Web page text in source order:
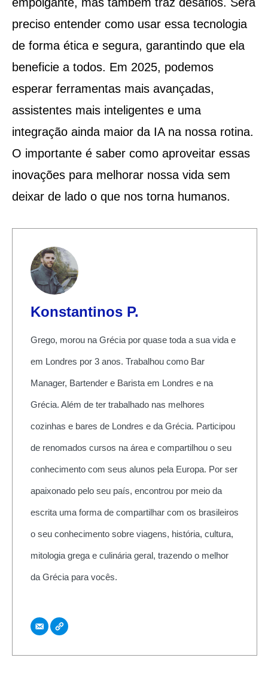
preciso entender como usar essa tecnologia
de forma ética e segura, garantindo que ela
beneficie a todos. Em 2025, podemos
esperar ferramentas mais avançadas,
assistentes mais inteligentes e uma
integração ainda maior da IA na nossa rotina.
O importante é saber como aproveitar essas
inovações para melhorar nossa vida sem
deixar de lado o que nos torna humanos.
Konstantinos P.
Grego, morou na Grécia por quase toda a sua vida e
em Londres por 3 anos. Trabalhou como Bar
Manager, Bartender e Barista em Londres e na
Grécia. Além de ter trabalhado nas melhores
cozinhas e bares de Londres e da Grécia. Participou
de renomados cursos na área e compartilhou o seu
conhecimento com seus alunos pela Europa. Por ser
apaixonado pelo seu país, encontrou por meio da
escrita uma forma de compartilhar com os brasileiros
o seu conhecimento sobre viagens, história, cultura,
mitologia grega e culinária geral, trazendo o melhor
da Grécia para vocês.